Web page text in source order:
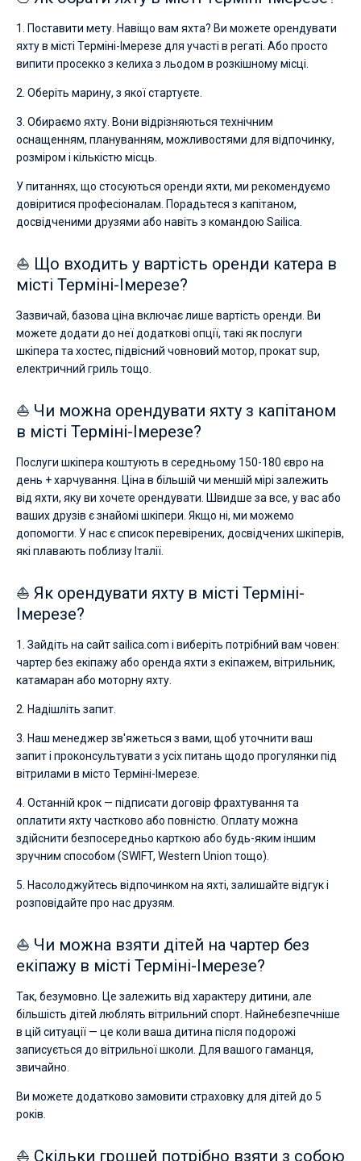
1. Поставити мету. Навіщо вам яхта? Ви можете орендувати
яхту в місті Терміні-Імерезе для участі в регаті. Або просто
випити просекко з келиха з льодом в розкішному місці.
2. Оберіть марину, з якої стартуєте.
3. Обираємо яхту. Вони відрізняються технічним
оснащенням, плануванням, можливостями для відпочинку,
розміром і кількістю місць.
У питаннях, що стосуються оренди яхти, ми рекомендуємо
довіритися професіоналам. Порадьтеся з капітаном,
досвідченими друзями або навіть з командою Sailica.
⛵ Що входить у вартість оренди катера в
місті Терміні-Імерезе?
Зазвичай, базова ціна включає лише вартість оренди. Ви
можете додати до неї додаткові опції, такі як послуги
шкіпера та хостес, підвісний човновий мотор, прокат sup,
електричний гриль тощо.
⛵ Чи можна орендувати яхту з капітаном
в місті Терміні-Імерезе?
Послуги шкіпера коштують в середньому 150-180 євро на
день + харчування. Ціна в більшій чи меншій мірі залежить
від яхти, яку ви хочете орендувати. Швидше за все, у вас або
ваших друзів є знайомі шкіпери. Якщо ні, ми можемо
допомогти. У нас є список перевірених, досвідчених шкіперів,
які плавають поблизу Італії.
⛵ Як орендувати яхту в місті Терміні-
Імерезе?
1. Зайдіть на сайт sailica.com і виберіть потрібний вам човен:
чартер без екіпажу або оренда яхти з екіпажем, вітрильник,
катамаран або моторну яхту.
2. Надішліть запит.
3. Наш менеджер зв'яжеться з вами, щоб уточнити ваш
запит і проконсультувати з усіх питань щодо прогулянки під
вітрилами в місто Терміні-Імерезе.
4. Останній крок — підписати договір фрахтування та
оплатити яхту частково або повністю. Оплату можна
здійснити безпосередньо карткою або будь-яким іншим
зручним способом (SWIFT, Western Union тощо).
5. Насолоджуйтесь відпочинком на яхті, залишайте відгук і
розповідайте про нас друзям.
⛵ Чи можна взяти дітей на чартер без
екіпажу в місті Терміні-Імерезе?
Так, безумовно. Це залежить від характеру дитини, але
більшість дітей люблять вітрильний спорт. Найнебезпечніше
в цій ситуації — це коли ваша дитина після подорожі
записується до вітрильної школи. Для вашого гаманця,
звичайно.
Ви можете додатково замовити страховку для дітей до 5
років.
⛵ Скільки грошей потрібно взяти з собою